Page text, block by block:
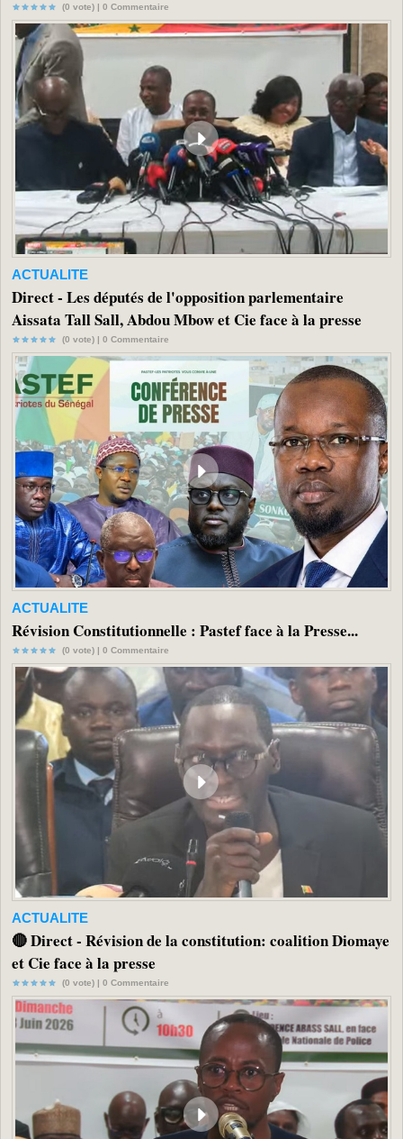
(0 vote) | 0 Commentaire
ACTUALITE
Direct - Les députés de l'opposition parlementaire
Aissata Tall Sall, Abdou Mbow et Cie face à la presse
(0 vote) | 0 Commentaire
ACTUALITE
Révision Constitutionnelle : Pastef face à la Presse...
(0 vote) | 0 Commentaire
ACTUALITE
🔴 Direct - Révision de la constitution: coalition Diomaye
et Cie face à la presse
(0 vote) | 0 Commentaire